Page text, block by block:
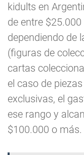
kidults en
de entre
dependiendo de
(figuras de
cartas
el caso de
exclusivas, el
ese rango y
$100.000 o más.